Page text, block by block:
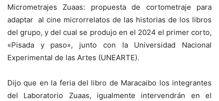
Micrometrajes Zuaas: propuesta de cortometraje para
adaptar al cine microrrelatos de las historias de los libros
del grupo, y del cual se produjo en el 2024 el primer corto,
«Pisada y paso», junto con la Universidad Nacional
Experimental de las Artes (UNEARTE).
Dijo que en la feria del libro de Maracaibo los integrantes
del Laboratorio Zuaas, igualmente intervendrán en el